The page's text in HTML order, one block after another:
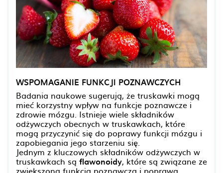
WSPOMAGANIE FUNKCJI POZNAWCZYCH
Badania naukowe sugerują, że truskawki mogą
mieć korzystny wpływ na funkcje poznawcze i
zdrowie mózgu. Istnieje wiele składników
odżywczych obecnych w truskawkach, które
mogą przyczynić się do poprawy funkcji mózgu i
zapobiegania jego starzeniu się.
Jednym z kluczowych składników odżywczych w
truskawkach są flawonoidy, które są związane ze
zwiększoną funkcją poznawczą i poprawą